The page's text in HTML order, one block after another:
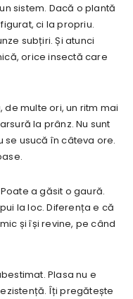
sistem. Dacă o plantă
ci la propriu.
subțiri. Și atunci
orice insectă care
multe ori, un ritm mai
la prânz. Nu sunt
se usucă în câteva ore.
a găsit o gaură.
la loc. Diferența e că
și își revine, pe când
Plasa nu e
Îți pregătește